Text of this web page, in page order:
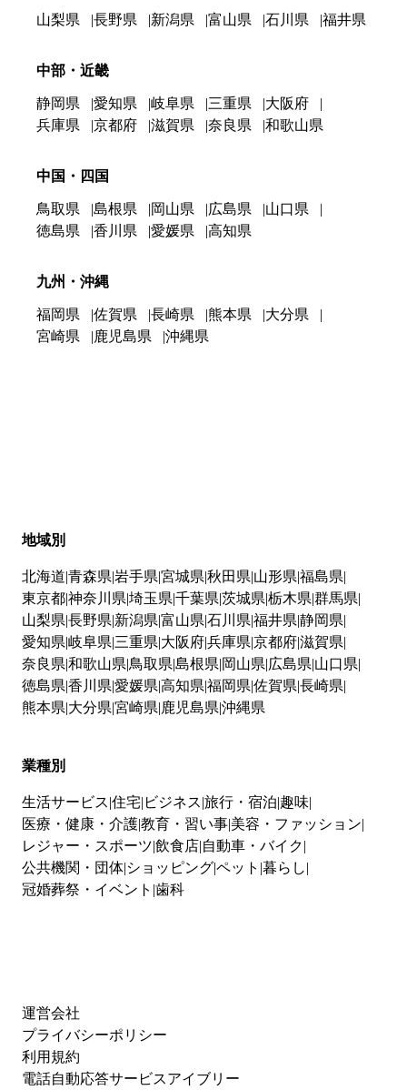
山梨県 長野県 新潟県 富山県 石川県 福井県
中部・近畿
静岡県 愛知県 岐阜県 三重県
大阪府
兵庫県
京都府 滋賀県 奈良県 和歌山県
中国・四国
鳥取県 島根県 岡山県 広島県
山口県
徳島県
香川県 愛媛県 高知県
九州・沖縄
福岡県 佐賀県 長崎県 熊本県
大分県
宮崎県
鹿児島県 沖縄県
地域別
北海道 青森県 岩手県 宮城県 秋田県 山形県 福島県
東京都神奈川県 埼玉県 千葉県 茨城県 栃木県 群馬県
山梨県 長野県 新潟県 富山県 石川県 福井県 静岡県
愛知県 岐阜県 三重県 大阪府兵庫県 京都府滋賀県
奈良県 和歌山県 鳥取県 島根県 岡山県 広島県 山口県
徳島県 香川県 愛媛県 高知県 福岡県 佐賀県 長崎県
熊本県 大分県 宮崎県 鹿児島県 沖縄県
業種別
生活サービス 住宅 ビジネス 旅行・宿泊 趣味
医療・健康・介護教育・習い事 美容・ファッション
レジャー・スポーツ 飲食店 自動車・バイク
公共機関・団体 ショッピングペット 暮らし
冠婚葬祭・イベント 歯科
運営会社
プライバシーポリシー
利用規約
電話自動応答サービスアイブリー